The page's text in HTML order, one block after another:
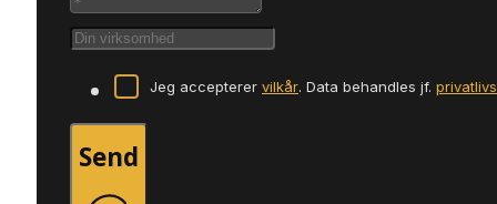
Jeg accepterer vilkår. Data behandles jf.
Send